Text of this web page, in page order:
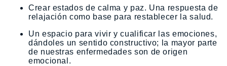
Crear estados de calma y paz. Una respuesta de
relajación como base para restablecer la salud.
Un espacio para vivir y cualificar las emociones,
dándoles un sentido constructivo; la mayor parte
de nuestras enfermedades son de origen
emocional.